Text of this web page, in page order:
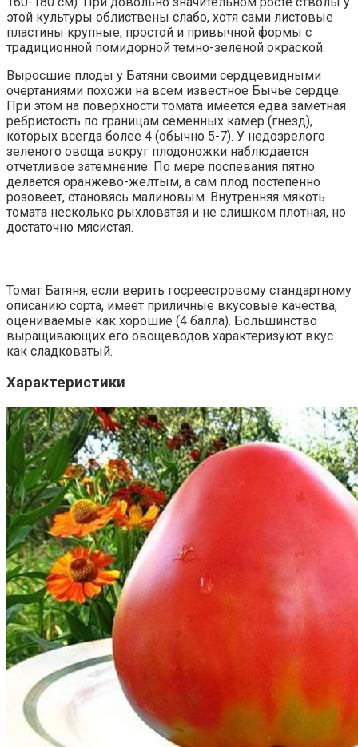
этой культуры облиствены слабо, хотя сами листовые
пластины крупные, простой и привычной формы с
традиционной помидорной темно-зеленой окраской.
Выросшие плоды у Батяни своими сердцевидными
очертаниями похожи на всем известное Бычье сердце.
При этом на поверхности томата имеется едва заметная
ребристость по границам семенных камер (гнезд),
которых всегда более 4 (обычно 5-7). У недозрелого
зеленого овоща вокруг плодоножки наблюдается
отчетливое затемнение. По мере поспевания пятно
делается оранжево-желтым, а сам плод постепенно
розовеет, становясь малиновым. Внутренняя мякоть
томата несколько рыхловатая и не слишком плотная, но
достаточно мясистая.
Томат Батяня, если верить госреестровому стандартному
описанию сорта, имеет приличные вкусовые качества,
оцениваемые как хорошие (4 балла). Большинство
выращивающих его овощеводов характеризуют вкус
как сладковатый.
Характеристики